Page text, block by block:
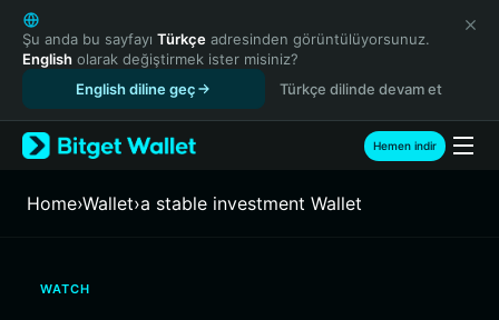
English
日本語
Tiếng Việt
Español (Latinoamérica)
Türkçe
Français
繁體中文
Şu anda bu sayfayı Türkçe adresinden görüntülüyorsunuz.
English olarak değiştirmek ister misiniz?
English diline geç
Türkçe dilinde devam et
Hemen indir
Home›Wallet›a stable investment Wallet
WATCH